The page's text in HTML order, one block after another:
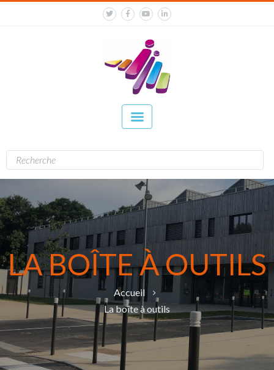
LA BOÎTE À OUTILS
Accueil
La boîte à outils